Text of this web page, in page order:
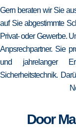
Gern beraten wir Sie
auf Sie abgestimmte
Privat- oder Gewerbe.
Anpsrechpartner. Sie
und jahrelanger
Sicherheitstechnik.
Door